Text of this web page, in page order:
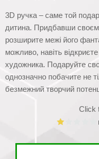
3D ручка – саме той
дитина. Придбавши
розширите межі його
можливо, навіть
художника. Подаруйте
однозначно побачите не
безмежний творчий
Click